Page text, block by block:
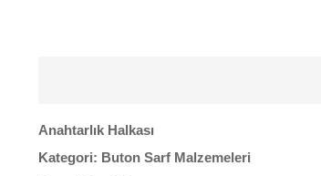
Anahtarlık Halkası
Kategori: Buton Sarf Malzemeleri